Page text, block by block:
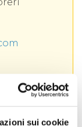
sui cookie